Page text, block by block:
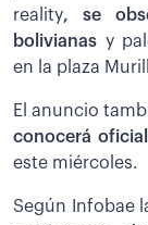
reality, se
bolivianas y
en la plaza
El anuncio
conocerá
este miércoles.
Según Infobae